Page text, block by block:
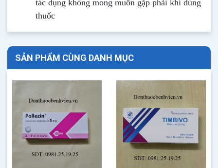
tác dụng không mong muốn gặp phải khi dùng
thuốc
SẢN PHẨM CÙNG DANH MỤC